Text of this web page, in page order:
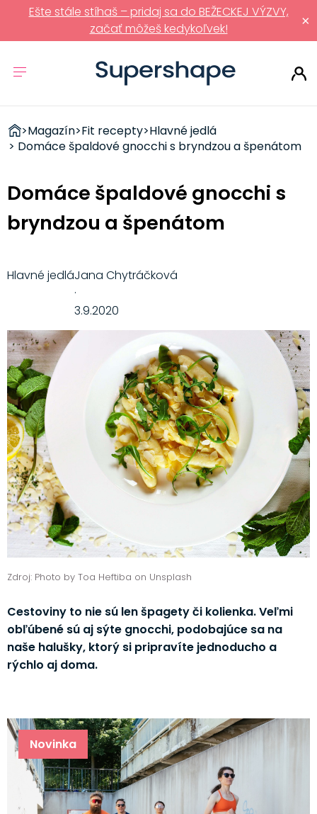
×
Ešte stále stíhaš – pridaj sa do BEŽECKEJ VÝZVY,
začať môžeš kedykoľvek!
ZDRAVÉ
RÝCHLOVKY
>Magazín>Fit recepty>Hlavné jedlá
> Domáce špaldové gnocchi s bryndzou a špenátom
Domáce špaldové gnocchi s
bryndzou a špenátom
Zdroj: Photo by Toa Heftiba on Unsplash
Cestoviny to nie sú len špagety či kolienka. Veľmi
obľúbené sú aj sýte gnocchi, podobajúce sa na
naše halušky, ktorý si pripravíte jednoducho a
rýchlo aj doma.
Novinka
Hlavné jedláJana Chytráčková
·
3.9.2020